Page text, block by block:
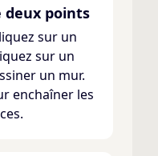
deux points
sur un
sur un
un mur.
enchaîner les